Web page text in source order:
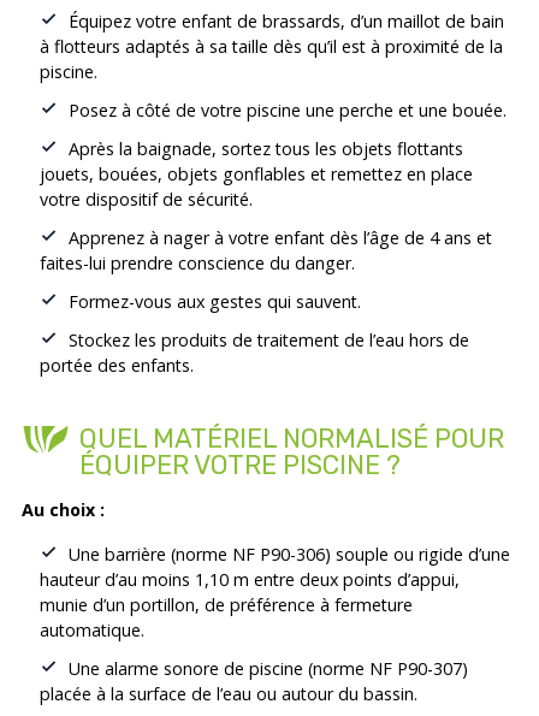
Équipez votre enfant de brassards, d’un maillot de bain
à flotteurs adaptés à sa taille dès qu’il est à proximité de la
piscine.
Posez à côté de votre piscine une perche et une bouée.
Après la baignade, sortez tous les objets flottants
jouets, bouées, objets gonflables et remettez en place
votre dispositif de sécurité.
Apprenez à nager à votre enfant dès l’âge de 4 ans et
faites-lui prendre conscience du danger.
Formez-vous aux gestes qui sauvent.
Stockez les produits de traitement de l’eau hors de
portée des enfants.
QUEL MATÉRIEL NORMALISÉ POUR
ÉQUIPER VOTRE PISCINE ?
Au choix :
Une barrière (norme NF P90-306) souple ou rigide d’une
hauteur d’au moins 1,10 m entre deux points d’appui,
munie d’un portillon, de préférence à fermeture
automatique.
Une alarme sonore de piscine (norme NF P90-307)
placée à la surface de l’eau ou autour du bassin.